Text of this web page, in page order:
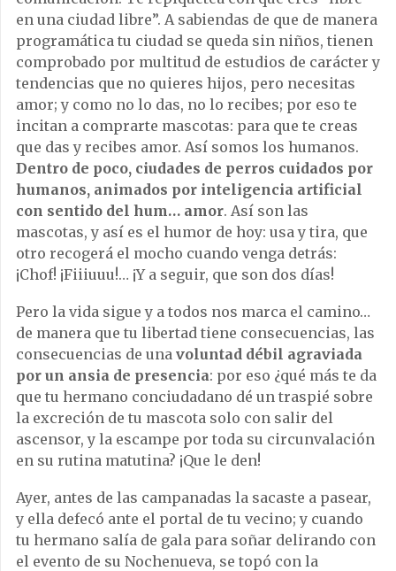
en una ciudad libre”. A sabiendas de que de manera
programática tu ciudad se queda sin niños, tienen
comprobado por multitud de estudios de carácter y
tendencias que no quieres hijos, pero necesitas
amor; y como no lo das, no lo recibes; por eso te
incitan a comprarte mascotas: para que te creas
que das y recibes amor. Así somos los humanos.
Dentro de poco, ciudades de perros cuidados por
humanos, animados por inteligencia artificial
con sentido del hum… amor. Así son las
mascotas, y así es el humor de hoy: usa y tira, que
otro recogerá el mocho cuando venga detrás:
¡Chof! ¡Fiiiuuu!… ¡Y a seguir, que son dos días!
Pero la vida sigue y a todos nos marca el camino…
de manera que tu libertad tiene consecuencias, las
consecuencias de una voluntad débil agraviada
por un ansia de presencia: por eso ¿qué más te da
que tu hermano conciudadano dé un traspié sobre
la excreción de tu mascota solo con salir del
ascensor, y la escampe por toda su circunvalación
en su rutina matutina? ¡Que le den!
Ayer, antes de las campanadas la sacaste a pasear,
y ella defecó ante el portal de tu vecino; y cuando
tu hermano salía de gala para soñar delirando con
el evento de su Nochenueva, se topó con la